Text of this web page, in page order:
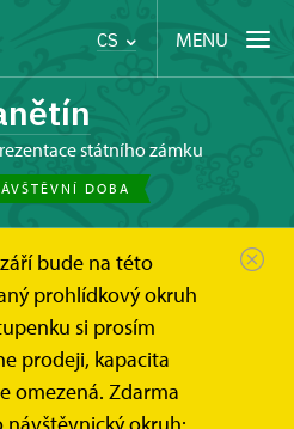
CS MENU
státního zámku
DOBA
bude na této
prohlídkový okruh
si prosím
prodeji, kapacita
omezená. Zdarma
v médiích
stal hvězdou televizní, filmové